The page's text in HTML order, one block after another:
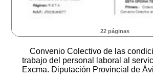
22 páginas
Convenio Colectivo de las
trabajo del personal laboral al
Excma. Diputación Provincial de